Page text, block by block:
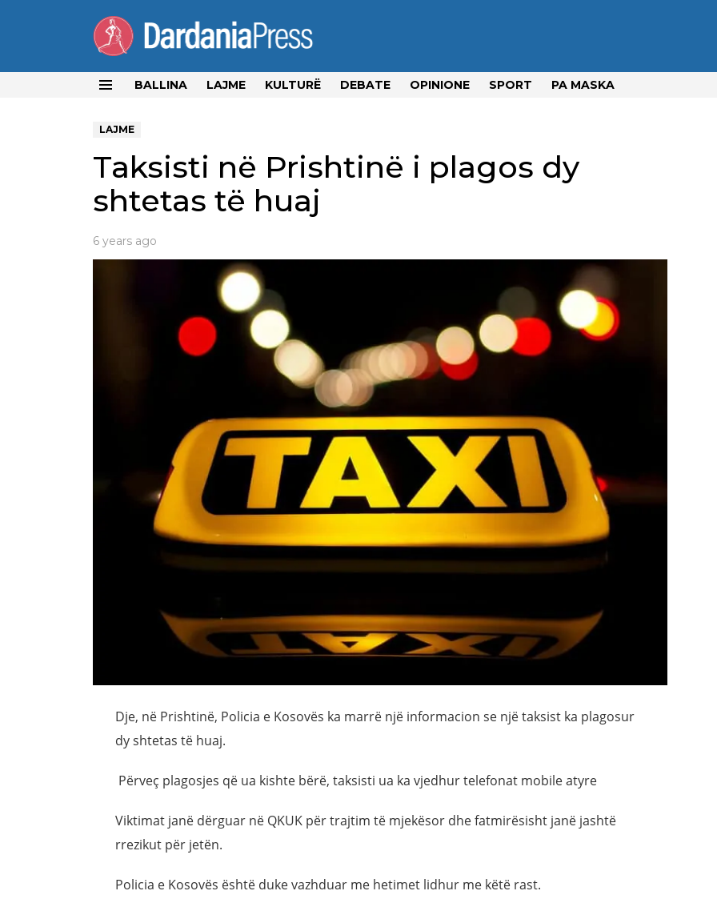
BALLINA LAJME KULTURË DEBATE OPINIONE SPORT PA MASKA
LAJME
Taksisti në Prishtinë i plagos dy
shtetas të huaj
6 years ago
Dje, në Prishtinë, Policia e Kosovës ka marrë një informacion se një taksist ka plagosur
dy shtetas të huaj.
Përveç plagosjes që ua kishte bërë, taksisti ua ka vjedhur telefonat mobile atyre
Viktimat janë dërguar në QKUK për trajtim të mjekësor dhe fatmirësisht janë jashtë
rrezikut për jetën.
Policia e Kosovës është duke vazhduar me hetimet lidhur me këtë rast.